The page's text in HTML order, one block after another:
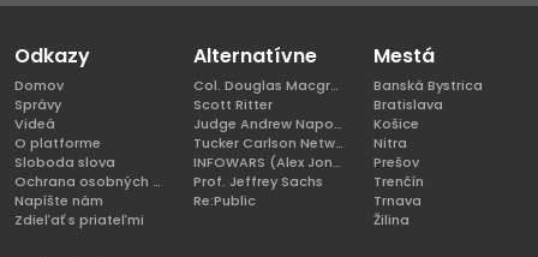
Odkazy
Domov
Správy
Videá
O platforme
Sloboda slova
Ochrana osobných údajov
Napíšte nám
Zdieľať s priateľmi
Alternatívne
Col. Douglas Macgregor, Ph.D
Scott Ritter
Judge Andrew Napolitano
Tucker Carlson Network
INFOWARS (Alex Jones)
Prof. Jeffrey Sachs
Re:Public
Mestá
Banská Bystrica
Bratislava
Košice
Nitra
Prešov
Trenčín
Trnava
Žilina